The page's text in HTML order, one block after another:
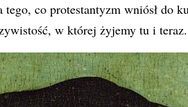
co protestantyzm wniósł do
w której żyjemy tu i teraz.